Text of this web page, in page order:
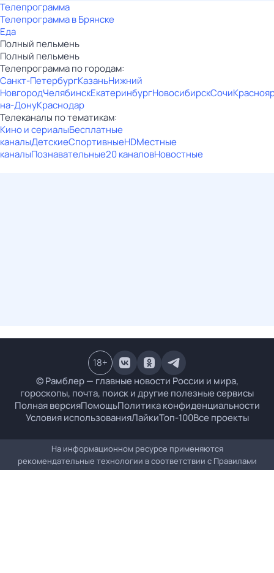
Телепрограмма
Телепрограмма в Брянске
Еда
Полный пельмень
Полный пельмень
Телепрограмма по городам:
Санкт-ПетербургКазаньНижний
НовгородЧелябинскЕкатеринбургНовосибирскСочи
на-ДонуКраснодар
Телеканалы по тематикам:
Кино и сериалыБесплатные
каналыДетскиеСпортивныеHDМестные
каналыПознавательные20 каналовНовостные
© Рамблер — главные новости России и мира,
гороскопы, почта, поиск и другие полезные сервисы
Полная версияПомощьПолитика конфиденциальности
Условия использованияЛайкиТоп-100Все проекты
18+
На информационном ресурсе применяются
рекомендательные технологии в соответствии с Правилами